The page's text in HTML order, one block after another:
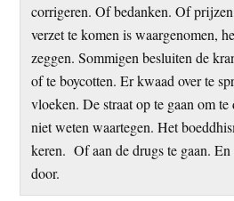
corrigeren. Of bedanken. Of
verzet te komen is waargenomen,
zeggen. Sommigen besluiten de
of te boycotten. Er kwaad over te
vloeken. De straat op te gaan om te
niet weten waartegen. Het
keren. Of aan de drugs te gaan. En
door.